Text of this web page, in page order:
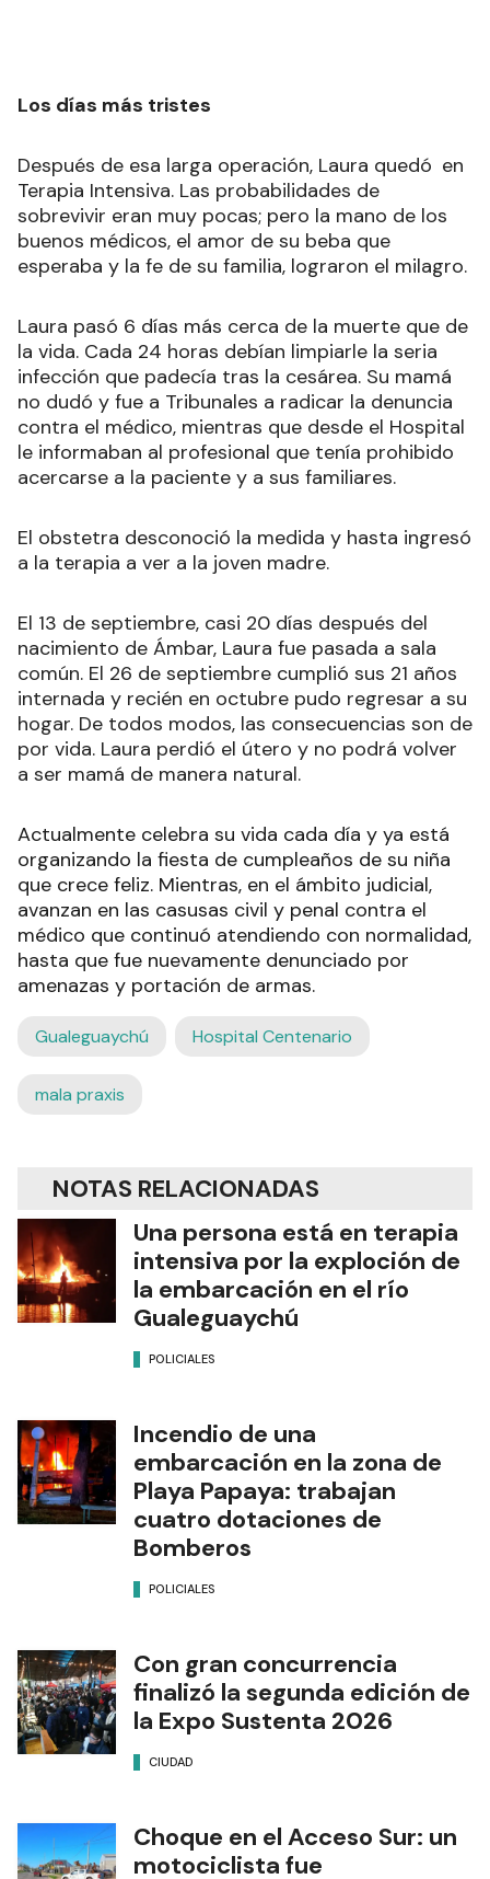
Los días más tristes
Después de esa larga operación, Laura quedó en
Terapia Intensiva. Las probabilidades de
sobrevivir eran muy pocas; pero la mano de los
buenos médicos, el amor de su beba que
esperaba y la fe de su familia, lograron el milagro.
Laura pasó 6 días más cerca de la muerte que de
la vida. Cada 24 horas debían limpiarle la seria
infección que padecía tras la cesárea. Su mamá
no dudó y fue a Tribunales a radicar la denuncia
contra el médico, mientras que desde el Hospital
le informaban al profesional que tenía prohibido
acercarse a la paciente y a sus familiares.
El obstetra desconoció la medida y hasta ingresó
a la terapia a ver a la joven madre.
El 13 de septiembre, casi 20 días después del
nacimiento de Ámbar, Laura fue pasada a sala
común. El 26 de septiembre cumplió sus 21 años
internada y recién en octubre pudo regresar a su
hogar. De todos modos, las consecuencias son de
por vida. Laura perdió el útero y no podrá volver
a ser mamá de manera natural.
Actualmente celebra su vida cada día y ya está
organizando la fiesta de cumpleaños de su niña
que crece feliz. Mientras, en el ámbito judicial,
avanzan en las casusas civil y penal contra el
médico que continuó atendiendo con normalidad,
hasta que fue nuevamente denunciado por
amenazas y portación de armas.
Gualeguaychú Hospital Centenario
mala praxis
NOTAS RELACIONADAS
Una persona está en terapia
intensiva por la exploción de
la embarcación en el río
Gualeguaychú
POLICIALES
Incendio de una
embarcación en la zona de
Playa Papaya: trabajan
cuatro dotaciones de
Bomberos
POLICIALES
Con gran concurrencia
finalizó la segunda edición de
la Expo Sustenta 2026
CIUDAD
Choque en el Acceso Sur: un
motociclista fue